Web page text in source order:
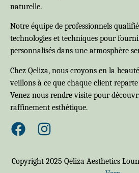
naturelle.
Notre équipe de professionnels
technologies et techniques pour
personnalisés dans une atmosphère
Chez Qeliza, nous croyons en la
veillons à ce que chaque client
Venez nous rendre visite pour
raffinement esthétique.
Copyright 2025 Qeliza Aesthetics